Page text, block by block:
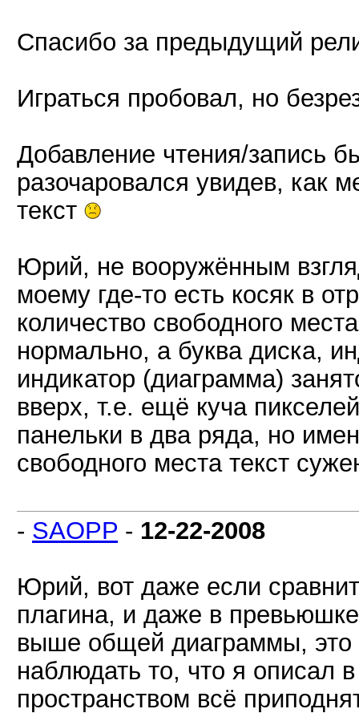
Спасибо за предыдущий
Играться пробовал, но
Добавление чтения/запись
разочаровался увидев, как
текст
Юрий, не вооружённым
моему где-то есть косяк в
количество свободного
нормально, а буква диска,
индикатор (диаграмма)
вверх, т.е. ещё куча
панельки в два ряда, но
свободного места текст
- SAOPP - 12-22-2008
Юрий, вот даже если
плагина, и даже в
выше общей диаграммы, это
наблюдать то, что я
пространством всё